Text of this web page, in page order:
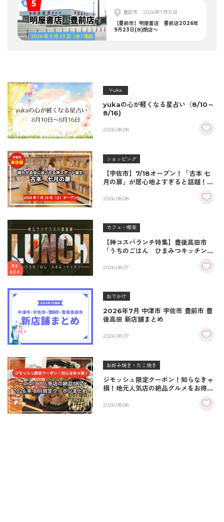
豊前市
2026年7月31日
【豊前市】明屋書店 豊前店2026年
9月23日(水)閉店へ
Yuka
yukaの心が軽くなる星占い（8/10～
8/16)
2026.08.08
ショッピング
【宇佐市】7/18オープン！「古本 七
月の扉」が居心地よすぎると話題！絶
至福の読書空間
2026.08.08
カフェ・喫茶
【神コスパランチ特集】豊後高田市
「うちのごはん ひまみつキッチン」
＆生姜焼き！
2026.08.07
おでかけ
2026年7月 中津市 宇佐市 豊前市 豊
後高田 新店舗まとめ
2026.08.07
お好み焼き・たこ焼き
ジモッシュ限定クーポン！知らなきゃ
損！地元人気店の絶品グルメをお得に
2026.08.06